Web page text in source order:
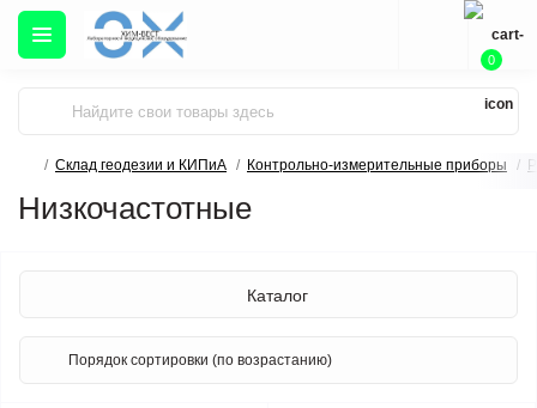
0
Склад геодезии и КИПиА Контрольно-измерительные приборы
Низкочастотные
Каталог